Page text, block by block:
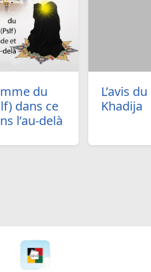
du
dans ce
l’au-delà
L’avis
Khadija